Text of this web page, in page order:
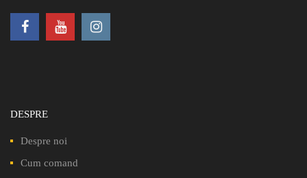
DESPRE
Despre noi
Cum comand